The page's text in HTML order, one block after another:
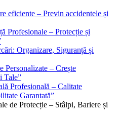
eficiente – Previn accidentele și
Profesionale – Protecție și
Organizare, Siguranță și
Personalizate – Crește
Tale”
Profesională – Calitate
Garantată”